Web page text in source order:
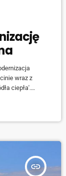
wraz z
ciepła'.
wymianę
i hydrantową.
schody, które
insert_link